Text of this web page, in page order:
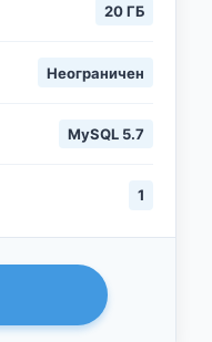
20 ГБ
Неограничен
MySQL 5.7
1